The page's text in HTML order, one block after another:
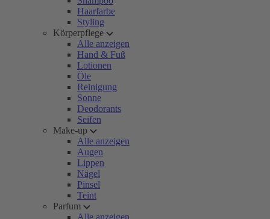
Haarfarbe
Styling
Körperpflege
Alle anzeigen
Hand & Fuß
Lotionen
Öle
Reinigung
Sonne
Deodorants
Seifen
Make-up
Alle anzeigen
Augen
Lippen
Nägel
Pinsel
Teint
Parfum
Alle anzeigen